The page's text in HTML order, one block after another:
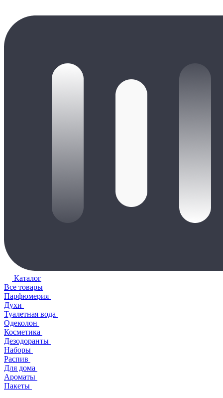
Каталог
Все товары
Парфюмерия
Духи
Туалетная вода
Одеколон
Косметика
Дезодоранты
Наборы
Распив
Для дома
Ароматы
Пакеты